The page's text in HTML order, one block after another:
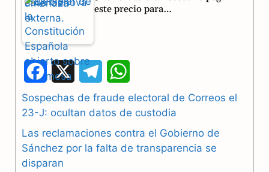
este precio para…
F
a
c
e
b
e
l
e
h
a
t
Sospechas de fraude electoral de Correos el
23-J: ocultan datos de custodia
Las reclamaciones contra el Gobierno de
Sánchez por la falta de transparencia se
disparan